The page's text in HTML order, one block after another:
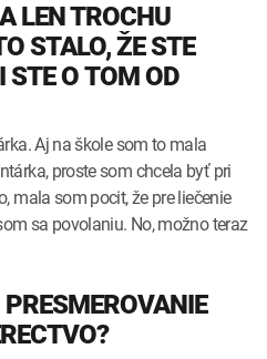
LEN TROCHU
STALO, ŽE STE
STE O TOM OD
Aj na škole som to mala
proste som chcela byť pri
mala som pocit, že pre liečenie
sa povolaniu. No, možno teraz